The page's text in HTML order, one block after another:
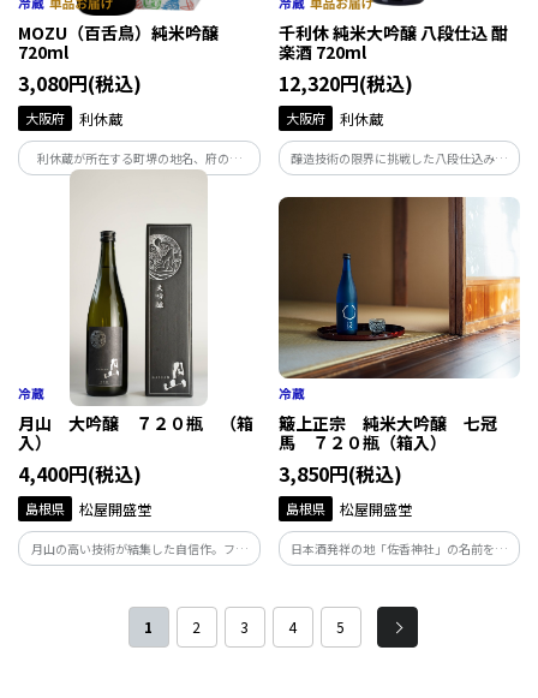
MOZU（百舌鳥）純米吟醸
720ml
3,080円(税込)
大阪府 利休蔵
利休蔵が所在する町堺の地名、府の鳥
【百舌鳥】から名付けた清酒MOZU。
香りが特徴。 化粧箱にもこだわり日本
酒の歴史、作り方を日本語、英語で解
説。
千利休 純米大吟醸 八段仕込 酣
楽酒 720ml
12,320円(税込)
大阪府 利休蔵
醸造技術の限界に挑戦した八段仕込みの
純米大吟醸！濃厚甘口、ふくよかな旨み
と上品な甘み。後口はさっと消えてまさ
月山 大吟醸 ７２０瓶 （箱
入）
4,400円(税込)
島根県 松屋開盛堂
月山の高い技術が結集した自信作。フル
ーティーな吟醸香と柔らかい味わいで食
簸上正宗 純米大吟醸 七冠
馬 ７２０瓶（箱入）
3,850円(税込)
島根県 松屋開盛堂
日本酒発祥の地「佐香神社」の名前を冠
する島根県独自の酒米「佐香錦」で仕込
香りと、ほのかに甘くドライなあと味。
1 2 3 4 5